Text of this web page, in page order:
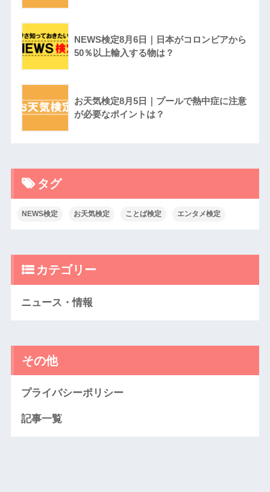
NEWS検定8月6日｜日本がコロンビアから
50％以上輸入する物は？
お天気検定8月5日｜プールで熱中症に注意
が必要なポイントは？
タグ
NEWS検定 お天気検定 ことば検定 エンタメ検定
カテゴリー
ニュース・情報
その他
プライバシーポリシー
記事一覧